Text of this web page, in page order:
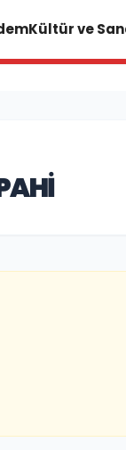
Kültür ve